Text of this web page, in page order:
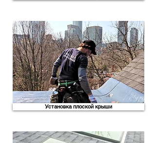
Установка плоской крыши